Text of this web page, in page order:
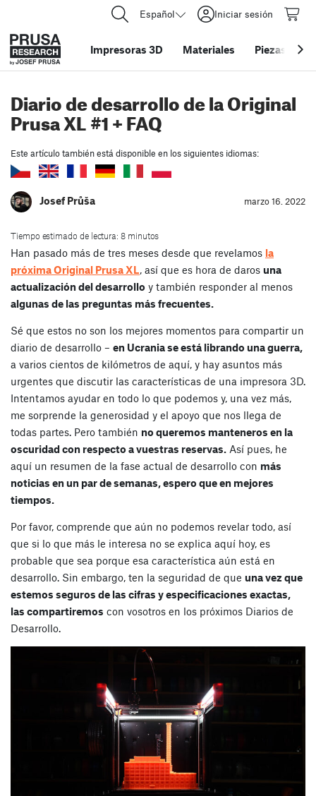
Español Iniciar sesión
Impresoras 3D Materiales Piezas y
Diario de desarrollo de la Original
Prusa XL #1 + FAQ
Este artículo también está disponible en los siguientes idiomas:
Josef Průša marzo 16. 2022
Tiempo estimado de lectura: 8 minutos
Han pasado más de tres meses desde que revelamos la
próxima Original Prusa XL, así que es hora de daros una
actualización del desarrollo y también responder al menos
algunas de las preguntas más frecuentes.
Sé que estos no son los mejores momentos para compartir un
diario de desarrollo – en Ucrania se está librando una guerra,
a varios cientos de kilómetros de aquí, y hay asuntos más
urgentes que discutir las características de una impresora 3D.
Intentamos ayudar en todo lo que podemos y, una vez más,
me sorprende la generosidad y el apoyo que nos llega de
todas partes. Pero también no queremos manteneros en la
oscuridad con respecto a vuestras reservas. Así pues, he
aquí un resumen de la fase actual de desarrollo con más
noticias en un par de semanas, espero que en mejores
tiempos.
Por favor, comprende que aún no podemos revelar todo, así
que si lo que más le interesa no se explica aquí hoy, es
probable que sea porque esa característica aún está en
desarrollo. Sin embargo, ten la seguridad de que una vez que
estemos seguros de las cifras y especificaciones exactas,
las compartiremos con vosotros en los próximos Diarios de
Desarrollo.